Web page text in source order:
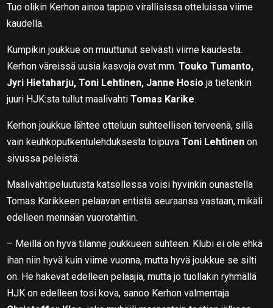
Tuo olikin Kerhon ainoa tappio virallisissa otteluissa viime
kaudella.
Kumpikin joukkue on muuttunut selvästi viime kaudesta.
Kerhon väreissä uusia kasvoja ovat mm.Touko Tumanto,
Jyri Hietaharju, Toni Lehtinen, Janne Hosio ja tietenkin
juuri HJK:sta tullut maalivahtiTomas Karike.
Kerhon joukkue lähtee otteluun suhteellisen terveenä, sillä
vain keuhkoputkentulehduksesta toipuvaToni Lehtinen on
sivussa peleistä.
Maalivahtipeluutusta katsellessa voisi hyvinkin ounastella
Tomas Karikkeen pelaavan entistä seuraansa vastaan, mikäli
edelleen mennään vuorotahtiin.
– Meillä on hyvä tilanne joukkueen suhteen. Klubi ei ole ehkä
ihan niin hyvä kuin viime vuonna, mutta hyvä joukkue se silti
on. He hakevat edelleen pelaajia, mutta jo tuollakin ryhmällä
HJK on edelleen tosi kova, sanoo Kerhon valmentaja